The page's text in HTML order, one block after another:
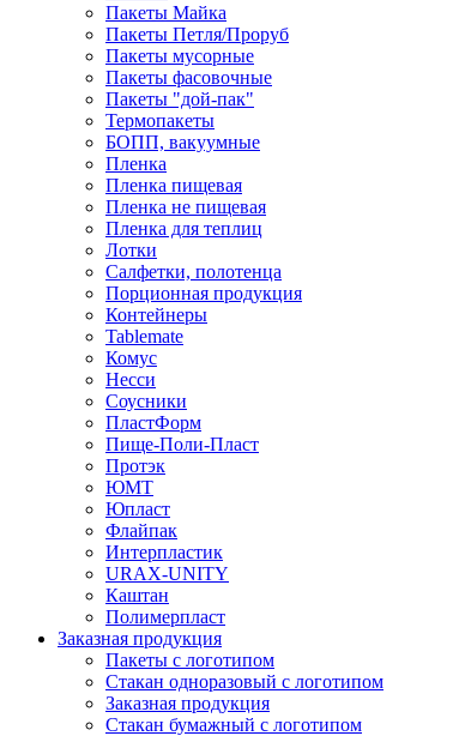
Пакеты Майка
Пакеты Петля/Проруб
Пакеты мусорные
Пакеты фасовочные
Пакеты "дой-пак"
Термопакеты
БОПП, вакуумные
Пленка
Пленка пищевая
Пленка не пищевая
Пленка для теплиц
Лотки
Салфетки, полотенца
Порционная продукция
Контейнеры
Tablemate
Комус
Несси
Соусники
ПластФорм
Пище-Поли-Пласт
Протэк
ЮМТ
Юпласт
Флайпак
Интерпластик
URAX-UNITY
Каштан
Полимерпласт
Заказная продукция
Пакеты с логотипом
Стакан одноразовый с логотипом
Заказная продукция
Стакан бумажный с логотипом